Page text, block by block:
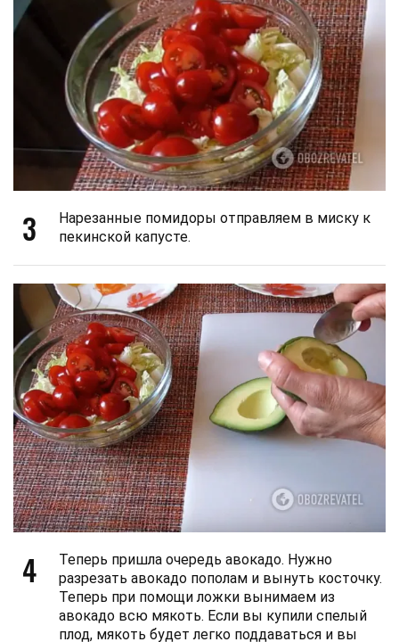
3
Нарезанные помидоры отправляем в миску к
пекинской капусте.
4
Теперь пришла очередь авокадо. Нужно
разрезать авокадо пополам и вынуть косточку.
Теперь при помощи ложки вынимаем из
авокадо всю мякоть. Если вы купили спелый
плод, мякоть будет легко поддаваться и вы